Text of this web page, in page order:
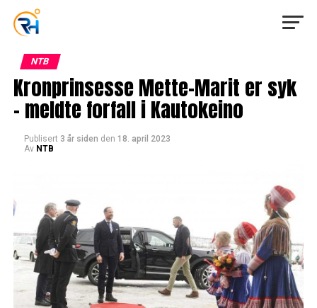
NTB
Kronprinsesse Mette-Marit er syk
– meldte forfall i Kautokeino
Publisert 3 år siden den 18. april 2023
Av NTB